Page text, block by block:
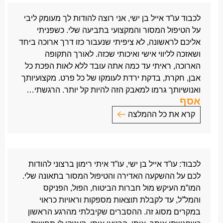
הנאמנה והאיכותית.
לאחר שאיבדתי תקווה ואמונה במלחמתי נגד חברת
הביטוח כלל לשם קבלתאובדן כושר עבודהולאחר
שהרמתי ידיים, קיבלתי המלצה לפנות אליכם ולבטח אני
לא מצטערת לרגע.
נלחמתם למעני עד קבלת התוצאה הרצויה וקבלת פיצוי
הולם ובזמן קצר.
אני מודה לכם על השרות האדיב, הענייני והתכליתי ועל
האווירה שאתם משרים ובניית אמון בכם,
בטי
לכבוד עו”ד אייל בן ישי, אני רוצה להודות לך מעומק ליבי
על הטיפול המסור והמקצועי בתביעה שלי. כשפניתי
אליכם לראשונה, לא ציפיתי שנעבור כזו דרך ארוכה ביחד
ושאזכה לליווי אישי ואיכותי שכזה. לאורך התקופה
הארוכה, ראיתי עד כמה אתה עובד ללא לאות הפכת כל
אבן, חקרת, בדקת ירדת לעומקו של כל פרט. מקצועיותך
ואנושיותך גרמו למאבק הזה להיות קל יותר. הרגשתי…
אסף
קרא את כל ההמלצה
כשפניתי אליכם לראשונה, לא ציפיתי שנעבור כזו דרך
ארוכה ביחד ושאזכה לליווי אישי ואיכותי שכזה.
לאורך התקופה הארוכה, ראיתי עד כמה אתה עובד ללא
לאות הפכת כל אבן, חקרת, בדקת ירדת לעומקו של כל
פרט.
לכבוד: עו”ד אייל בן ישי, עו”ד איתי רימון ברצוני להודות
לכם על ההשקעה האדירה והטיפול המסור בתאונה שלי.
המו”מ העיקש מול חברות הביטוח, הפול, הפניקס
והמל”ל, עד לקבלת תוצאות מספקות וראויות כראוי
במקרים מסוג זה. ההסברים שקיבלתי מהרגע הראשון